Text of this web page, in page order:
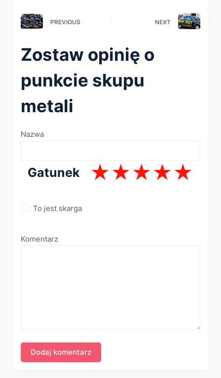
PREVIOUS NEXT
Zostaw opinię o
punkcie skupu
metali
Nazwa
Gatunek
To jest skarga
Komentarz